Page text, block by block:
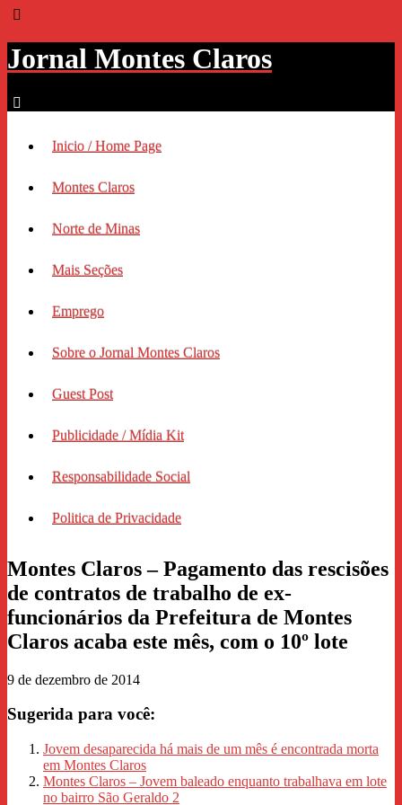
Jornal Montes Claros
Inicio / Home Page
Montes Claros
Norte de Minas
Mais Seções
Emprego
Sobre o Jornal Montes Claros
Guest Post
Publicidade / Mídia Kit
Responsabilidade Social
Politica de Privacidade
Montes Claros – Pagamento das rescisões
de contratos de trabalho de ex-
funcionários da Prefeitura de Montes
Claros acaba este mês, com o 10º lote
9 de dezembro de 2014
Sugerida para você:
Jovem desaparecida há mais de um mês é encontrada morta
em Montes Claros
Montes Claros – Jovem baleado enquanto trabalhava em lote
no bairro São Geraldo 2